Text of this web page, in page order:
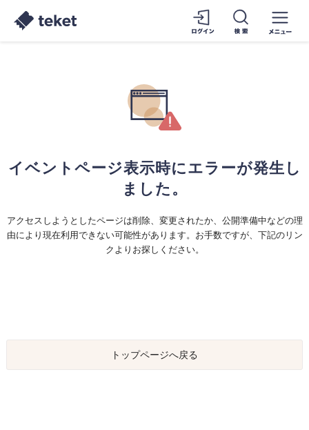
イベントページ表示時にエラーが発生し
ました。
アクセスしようとしたページは削除、変更されたか、公開準備中などの理
由により現在利用できない可能性があります。お手数ですが、下記のリン
クよりお探しください。
トップページへ戻る